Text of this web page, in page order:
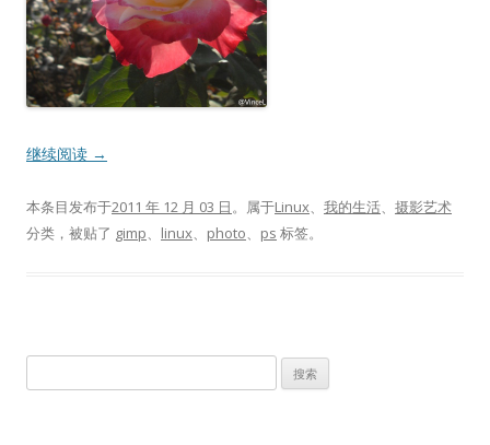
继续阅读 →
本条目发布于2011 年 12 月 03 日。属于Linux、 我的生活、 摄影艺术
分类，被贴了 gimp、 linux、 photo、 ps 标签。
索：